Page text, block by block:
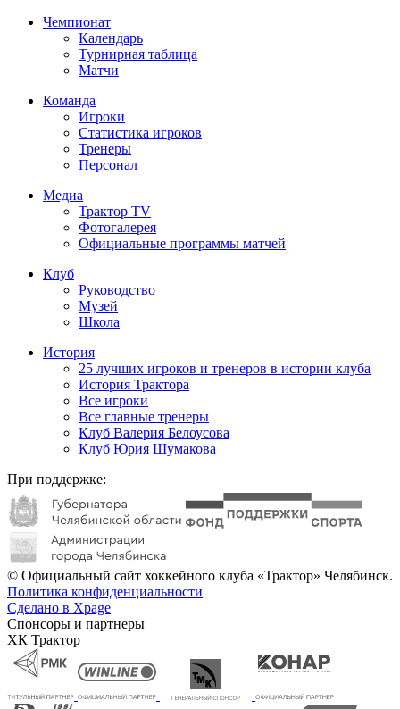
Чемпионат
Календарь
Турнирная таблица
Матчи
Команда
Игроки
Статистика игроков
Тренеры
Персонал
Медиа
Трактор TV
Фотогалерея
Официальные программы матчей
Клуб
Руководство
Музей
Школа
История
25 лучших игроков и тренеров в истории клуба
История Трактора
Все игроки
Все главные тренеры
Клуб Валерия Белоусова
Клуб Юрия Шумакова
При поддержке:
© Официальный сайт хоккейного клуба «Трактор» Челябинск.
Политика конфиденциальности
Сделано в Xpage
Спонсоры и партнеры
ХК Трактор